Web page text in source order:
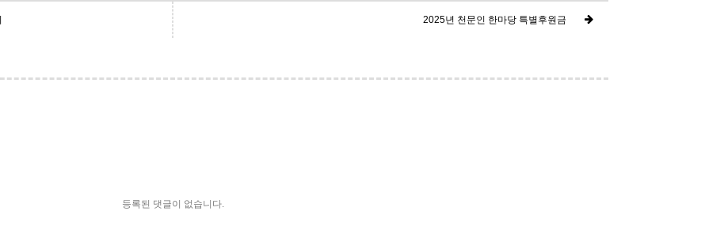
2025년 천문인 한마당 특별후원금
등록된 댓글이 없습니다.